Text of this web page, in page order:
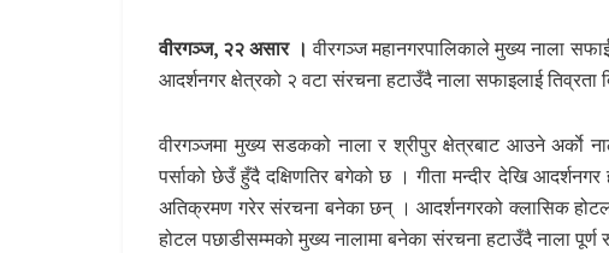
वीरगञ्ज, २२ असार । वीरगञ्ज महानगरपालिकाले मुख्य नाला
आदर्शनगर क्षेत्रको २ वटा संरचना हटाउँदै नाला सफाइलाई तिव्रता
वीरगञ्जमा मुख्य सडकको नाला र श्रीपुर क्षेत्रबाट आउने अर्काे
पर्साको छेउँ हुँदै दक्षिणतिर बगेको छ । गीता मन्दीर देखि
अतिक्रमण गरेर संरचना बनेका छन् । आदर्शनगरको क्लासिक होटल
होटल पछाडीसम्मको मुख्य नालामा बनेका संरचना हटाउँदै नाला